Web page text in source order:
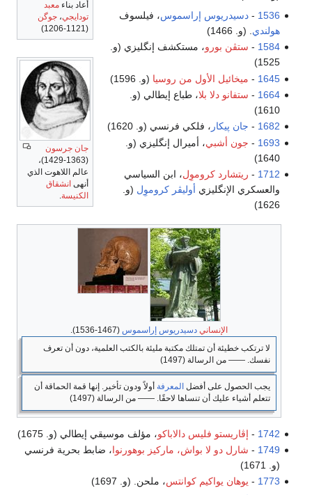
أعاد بناء معبد
تودايجي، جوگن
(1121-1206)
جان جرسون
(1363-1429)،
عالم اللاهوت الذي
أنهى انشقاق
الكنيسة.
الإنساني دسيدريوس إراسموس(1467-1536).
لا ترتكب خطيئة أن تمتلك مكتبة مليئة بالكتب العلمية، دون أن تعرف
نفسك. ―― من الرسالة (1497)
يجب الحصول على أفضل المعرفة أولاً ودون تأخير. إنها قمة الحماقة أن
تتعلم أشياء عليك أن تنساها لاحقًا. ―― من الرسالة (1497)
1536
-دسيدريوس إراسموس، فيلسوف
هولندي . (و. 1466)
1584
- ستڤن بورو، مستكشف إنگليزي (و.
1525)
1645
- ميخائيل الأول من روسيا (و. 1596)
1664
- ستفانو دلا بلا، طباع إيطالي (و.
1610)
1682
- جان پيكار ، فلكي فرنسي (و. 1620)
1693
- جون أشبي، أميرال إنگليزي (و.
1640)
1712
- ريتشارد كروموِل، ابن السياسي
والعسكري الإنگليزي أوليڤر كروموِل (و.
1626)
1742
- إڤاريستو فليس دالاباكو، مؤلف موسيقي إيطالي (و. 1675)
1749
- شارل دو لا بواش، ماركيز بوهورنوا، ضابط بحرية فرنسي
(و. 1671)
1773
- يوهان يواكيم كوانتس، ملحن. (و. 1697)